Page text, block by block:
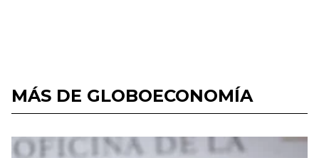
MÁS DE GLOBOECONOMÍA